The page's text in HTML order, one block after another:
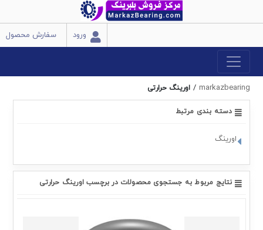
سفارش محصول ورود
markazbearing
/ اورینگ حرارتی
دسته بندی مرتبط
اورینگ
نتایج مربوط به جستجوی محصولات در برچسب اورینگ حرارتی